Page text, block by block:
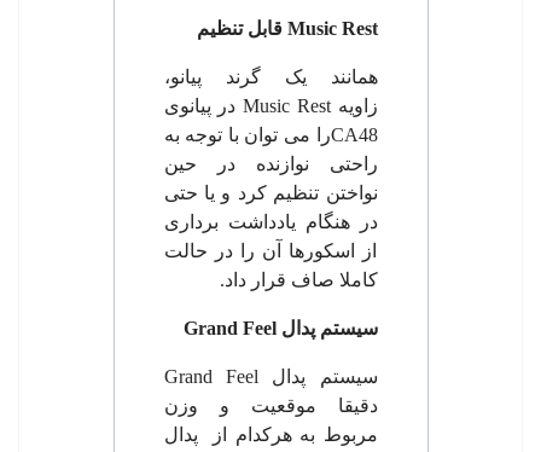
Music Rest قابل تنظیم
همانند یک گرند پیانو،
زاویه Music Rest در پیانوی
CA48را می توان با توجه به
راحتی نوازنده در حین
نواختن تنظیم کرد و یا حتی
در هنگام یادداشت برداری
از اسکورها آن را در حالت
کاملا صاف قرار داد.
سیستم پدال Grand Feel
سیستم پدال Grand Feel
دقیقا موقعیت و وزن
مربوط به هرکدام از پدال